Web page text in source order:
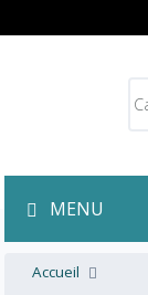
MENU
Accueil